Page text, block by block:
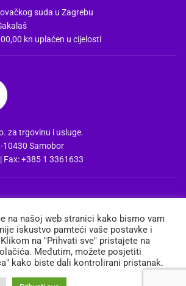
suda u Zagrebu
kn uplaćen u cijelosti
za trgovinu i usluge.
10430 Samobor
Fax: +385 1 3361633
bank d.d. Zagreb
na našoj web stranici kako bismo vam
iskustvo pamteći vaše postavke i
na "Prihvati sve" pristajete na
Međutim, možete posjetiti
kako biste dali kontrolirani pristanak.